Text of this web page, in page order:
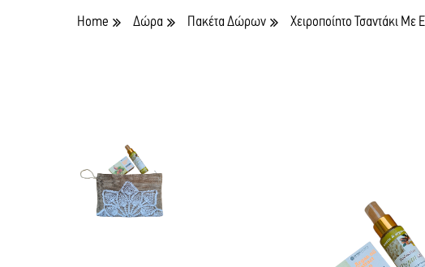
Home Δώρα Πακέτα Δώρων Χειροποίητο Τσαντάκι Με